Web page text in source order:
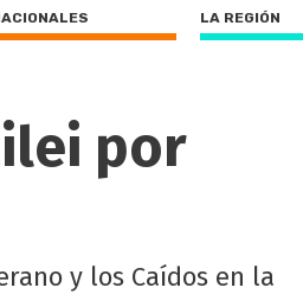
LA REGIÓN
por
y los Caídos en la